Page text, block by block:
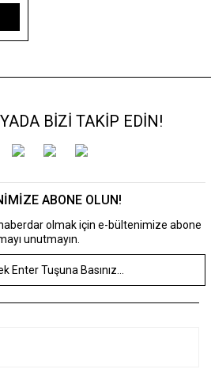
BİZİ TAKİP EDİN!
ABONE OLUN!
olmak için e-bültenimize abone
unutmayın.